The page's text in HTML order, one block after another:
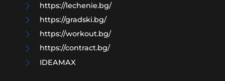
https://lechenie.bg/
https://gradski.bg/
https://workout.bg/
https://contract.bg/
IDEAMAX